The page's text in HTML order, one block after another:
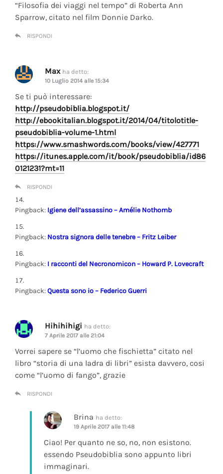
“Filosofia dei viaggi nel tempo” di Roberta Ann
Sparrow, citato nel film Donnie Darko.
RISPONDI
Max ha detto:
10 Luglio 2014 alle 15:34
Se ti può interessare:
http://pseudobiblia.blogspot.it/
http://ebookitalian.blogspot.it/2014/04/titolotitle-
pseudobiblia-volume-1.html
https://www.smashwords.com/books/view/427771
https://itunes.apple.com/it/book/pseudobiblia/id86
0121231?mt=11
RISPONDI
Pingback: Igiene dell’assassino – Amélie Nothomb
Pingback: Nostra signora delle tenebre – Fritz Leiber
Pingback: I racconti del Necronomicon – Howard P. Lovecraft
Pingback:Questa sono io – Federico Guerri
Hihihihigi ha detto:
7 Aprile 2017 alle 21:04
Vorrei sapere se “l’uomo che fischietta” citato nel
libro “storia di una ladra di libri” esista davvero, cosi
come “l’uomo di fango”, grazie
RISPONDI
Brina ha detto:
19 Aprile 2017 alle 11:48
Ciao! Per quanto ne so, no, non esistono.
essendo Pseudobiblia sono appunto libri
immaginari.